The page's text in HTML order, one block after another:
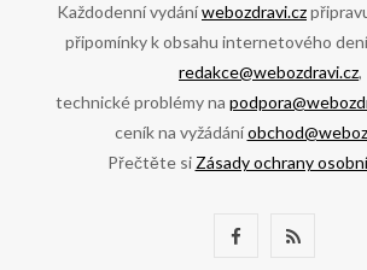
Každodenní vydáníwebozdravi.cz
připomínky k obsahu internetového
redakce@webozdravi.cz,
technické problémy na
ceník na vyžádání
Přečtěte si Zásady ochrany
R